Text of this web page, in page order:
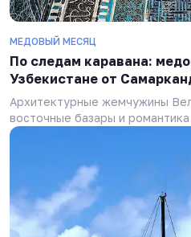
МЕДОВЫЙ МЕСЯЦ
По следам каравана:
Узбекистане от
Архитектурные жемчужины
восточные базары и